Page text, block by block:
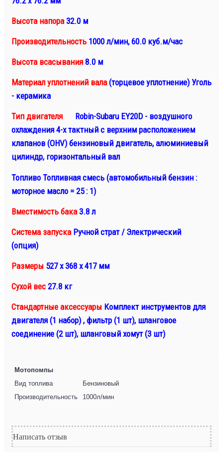
Высота напора 32.0 м
Производительность 1000 л/мин, 60.0 куб.м/час
Высота всасывания 8.0 м
Материал уплотнений вала (торцевое уплотнение) Уголь
- керамика
Тип двигателя
Robin-Subaru EY20D - воздушного
охлаждения 4-х тактный с верхним расположением
клапанов (ОНV) бензиновый двигатель, алюминиевый
цилиндр, горизонтальный вал
Топливо Топливная смесь (автомобильный бензин :
моторное масло = 25 : 1)
Вместимость бака 3.8 л
Система запуска Ручной страт / Электрический
(опция)
Размеры 527 х 368 х 417 мм
Сухой вес 27.8 кг
Стандартные аксессуары Комплект инструментов для
двигателя (1 набор) , фильтр (1 шт), шланговое
соединение (2 шт), шланговый хомут (3 шт)
Мотопомпы
Вид топлива
Бензиновый
Производительность
1000л/мин
Написать отзыв